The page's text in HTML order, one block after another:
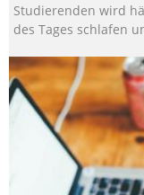
Studierenden wird
des Tages schlafen